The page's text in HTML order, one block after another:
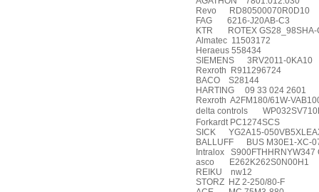
Revo
RD80500070R0D10
FAG
6216-J20AB-C3
KTR
ROTEX
Almatec 11503172
Heraeus 558434
SIEMENS
3RV2011-0KA10
Rexroth
R911296724
BACO
S28144
HARTING
09 33 024 2601
Rexroth A2FM180/61W-
delta controls
Forkardt PC1274SCS
SICK
YG2A15-
BALLUFF
BUS M30E1-XC-
Intralox
S900FTHHRNYW347
asco
E262K262S0N00H1
REIKU
nw12
STORZ HZ 2-250/80-F